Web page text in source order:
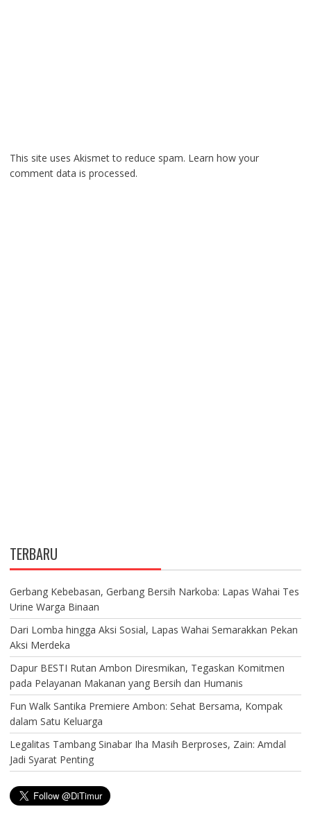
This site uses Akismet to reduce spam. Learn how your
comment data is processed.
TERBARU
Gerbang Kebebasan, Gerbang Bersih Narkoba: Lapas Wahai Tes
Urine Warga Binaan
Dari Lomba hingga Aksi Sosial, Lapas Wahai Semarakkan Pekan
Aksi Merdeka
Dapur BESTI Rutan Ambon Diresmikan, Tegaskan Komitmen
pada Pelayanan Makanan yang Bersih dan Humanis
Fun Walk Santika Premiere Ambon: Sehat Bersama, Kompak
dalam Satu Keluarga
Legalitas Tambang Sinabar Iha Masih Berproses, Zain: Amdal
Jadi Syarat Penting